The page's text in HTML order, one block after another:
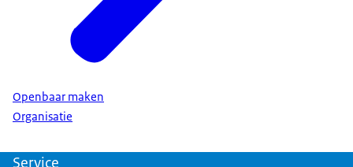
Openbaar maken
Organisatie
Service